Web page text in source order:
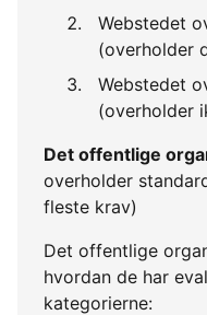
Webstedet
(overholder
Webstedet
(overholder
Det offentlige
overholder
fleste krav)
Det offentlige
hvordan de har
kategorierne: